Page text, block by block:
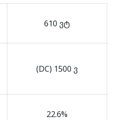
610 ვტ
(DC) 1500 ვ
22.6%